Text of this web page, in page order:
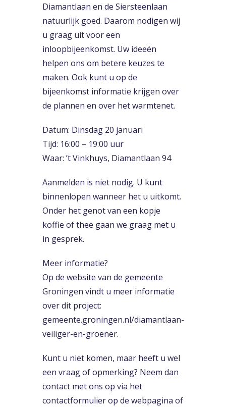
Diamantlaan en de Siersteenlaan
natuurlijk goed. Daarom nodigen wij
u graag uit voor een
inloopbijeenkomst. Uw ideeën
helpen ons om betere keuzes te
maken. Ook kunt u op de
bijeenkomst informatie krijgen over
de plannen en over het warmtenet.
Datum: Dinsdag 20 januari
Tijd: 16:00 – 19:00 uur
Waar: ’t Vinkhuys, Diamantlaan 94
Aanmelden is niet nodig. U kunt
binnenlopen wanneer het u uitkomt.
Onder het genot van een kopje
koffie of thee gaan we graag met u
in gesprek.
Meer informatie?
Op de website van de gemeente
Groningen vindt u meer informatie
over dit project:
gemeente.groningen.nl/diamantlaan-
veiliger-en-groener.
Kunt u niet komen, maar heeft u wel
een vraag of opmerking? Neem dan
contact met ons op via het
contactformulier op de webpagina of